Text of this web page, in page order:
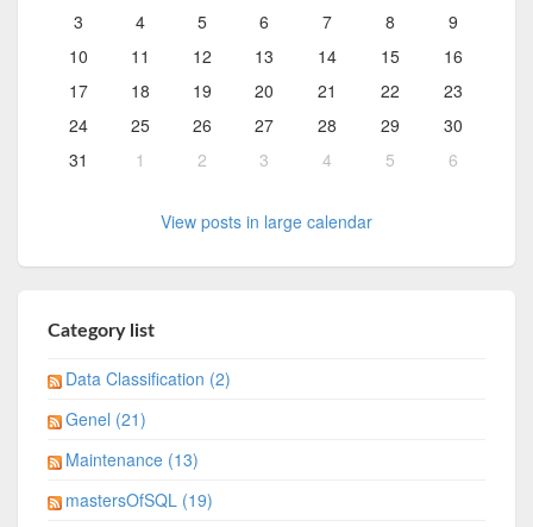
3
4 5 6 7 8
9
10
11 12 13 14 15
16
17
18 19 20 21 22
23
24
25 26 27 28 29
30
31
1 2 3 4 5 6
View posts in large calendar
Category list
Data Classification (2)
Genel (21)
Maintenance (13)
mastersOfSQL (19)